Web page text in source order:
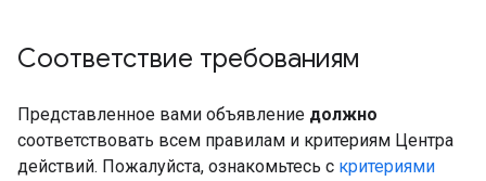
Соответствие требованиям
Представленное вами объявление должно
соответствовать всем правилам и критериям Центра
действий. Пожалуйста, ознакомьтесь с критериями